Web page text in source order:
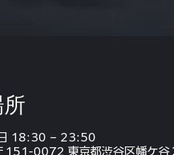
18:30 – 23:50
151-0072 東京都渋谷区幡ケ谷